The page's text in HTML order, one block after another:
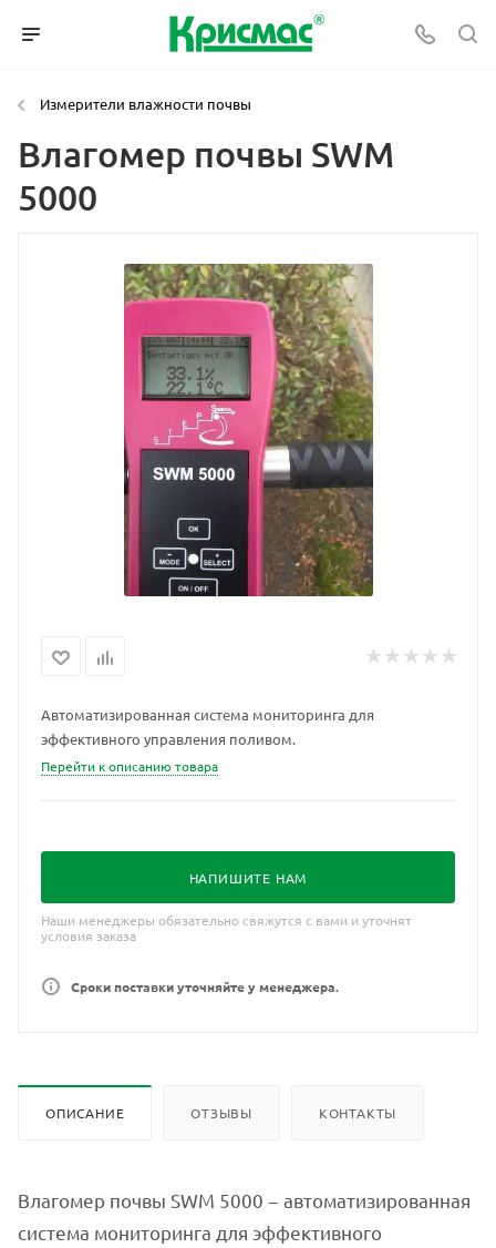
Измерители влажности почвы
Влагомер почвы SWM
5000
Автоматизированная система мониторинга для
эффективного управления поливом.
Перейти к описанию товара
НАПИШИТЕ НАМ
Наши менеджеры обязательно свяжутся с вами и уточнят
условия заказа
Сроки поставки уточняйте у менеджера.
ОПИСАНИЕ ОТЗЫВЫ КОНТАКТЫ
Влагомер почвы SWM 5000 − автоматизированная
система мониторинга для эффективного